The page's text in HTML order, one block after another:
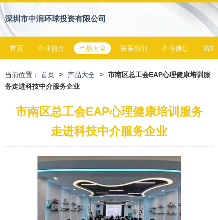
深圳市中润环球投资有限公司
首页 企业简介 产品大全 联系我们 企业信息 访客
当前位置： 首页 > 产品大全 > 市南区总工会EAP心理健康培训服
务走进科技中介服务企业
市南区总工会EAP心理健康培训服务
走进科技中介服务企业